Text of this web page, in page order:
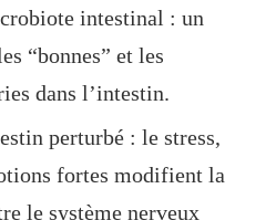
intestinal : un
“bonnes” et les
dans l’intestin.
perturbé : le stress,
fortes modifient la
le système nerveux